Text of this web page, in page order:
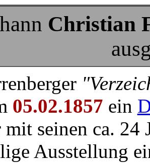
Christian
05.02.1857 ein
mit seinen ca. 24
Ausstellung